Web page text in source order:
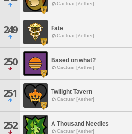
Cactuar [Aether]
249 Fate
Cactuar [Aether]
250 Based on what?
Cactuar [Aether]
251 Twilight Tavern
Cactuar [Aether]
252 A Thousand Needles
Cactuar [Aether]